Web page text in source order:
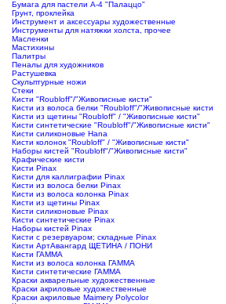
Бумага для пастели А-4 "Палаццо"
Грунт, проклейка
Инструмент и аксессуары художественные
Инструменты для натяжки холста, прочее
Масленки
Мастихины
Палитры
Пеналы для художников
Растушевка
Скульптурные ножи
Стеки
Кисти "Roubloff"/"Живописные кисти"
Кисти из волоса белки "Roubloff"/"Живописные кисти
Кисти из щетины "Roubloff" / "Живописные кисти"
Кисти синтетические "Roubloff"/"Живописные кисти"
Кисти силиконовые Hana
Кисти колонок "Roubloff" / "Живописные кисти"
Наборы кистей "Roubloff"/"Живописные кисти"
Крафические кисти
Кисти Pinax
Кисти для каллиграфии Pinax
Кисти из волоса белки Pinax
Кисти из волоса колонка Pinax
Кисти из щетины Pinax
Кисти силиконовые Pinax
Кисти синтетические Pinax
Наборы кистей Pinax
Кисти с резервуаром; складные Pinax
Кисти АртАвангард ЩЕТИНА / ПОНИ
Кисти ГАММА
Кисти из волоса колонка ГАММА
Кисти синтетические ГАММА
Краски акварельные художественные
Краски акриловые художественные
Краски акриловые Maimery Polycolor